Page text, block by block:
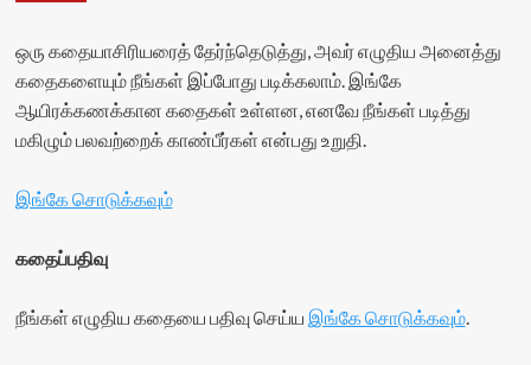
ஒரு கதையாசிரியரைத் தேர்ந்தெடுத்து, அவர் எழுதிய அனைத்து
கதைகளையும் நீங்கள் இப்போது படிக்கலாம். இங்கே
ஆயிரக்கணக்கான கதைகள் உள்ளன, எனவே நீங்கள் படித்து
மகிழும் பலவற்றைக் காண்பீர்கள் என்பது உறுதி.
இங்கே சொடுக்கவும்
கதைப்பதிவு
நீங்கள் எழுதிய கதையை பதிவு செய்ய இங்கே சொடுக்கவும்.